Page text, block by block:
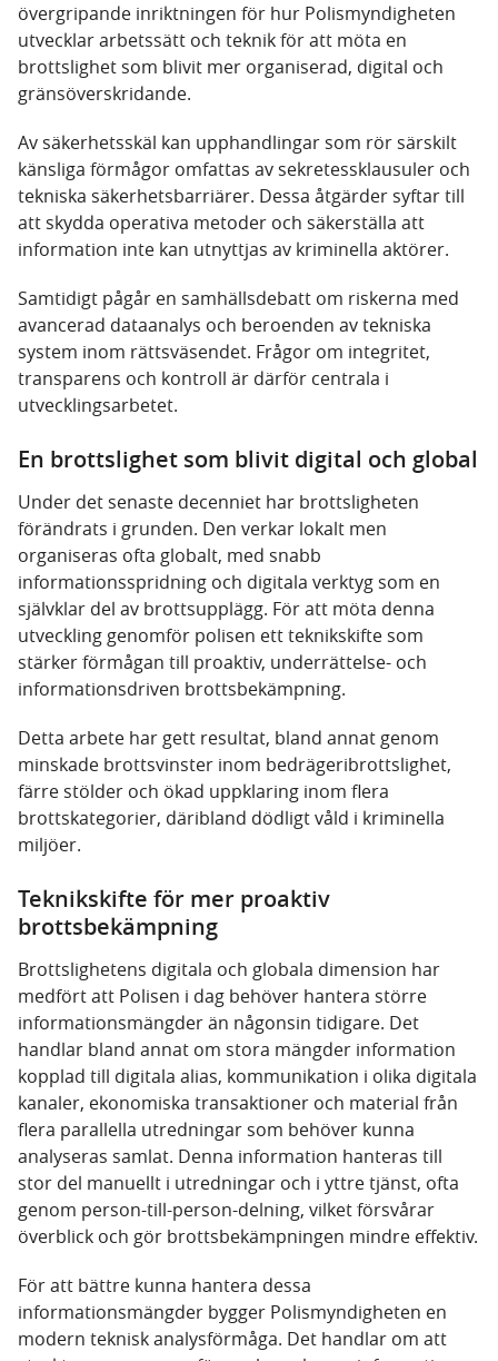
övergripande inriktningen för hur Polismyndigheten
utvecklar arbetssätt och teknik för att möta en
brottslighet som blivit mer organiserad, digital och
gränsöverskridande.
Av säkerhetsskäl kan upphandlingar som rör särskilt
känsliga förmågor omfattas av sekretessklausuler och
tekniska säkerhetsbarriärer. Dessa åtgärder syftar till
att skydda operativa metoder och säkerställa att
information inte kan utnyttjas av kriminella aktörer.
Samtidigt pågår en samhällsdebatt om riskerna med
avancerad dataanalys och beroenden av tekniska
system inom rättsväsendet. Frågor om integritet,
transparens och kontroll är därför centrala i
utvecklingsarbetet.
En brottslighet som blivit digital och global
Under det senaste decenniet har brottsligheten
förändrats i grunden. Den verkar lokalt men
organiseras ofta globalt, med snabb
informationsspridning och digitala verktyg som en
självklar del av brottsupplägg. För att möta denna
utveckling genomför polisen ett teknikskifte som
stärker förmågan till proaktiv, underrättelse- och
informationsdriven brottsbekämpning.
Detta arbete har gett resultat, bland annat genom
minskade brottsvinster inom bedrägeribrottslighet,
färre stölder och ökad uppklaring inom flera
brottskategorier, däribland dödligt våld i kriminella
miljöer.
Teknikskifte för mer proaktiv
brottsbekämpning
Brottslighetens digitala och globala dimension har
medfört att Polisen i dag behöver hantera större
informationsmängder än någonsin tidigare. Det
handlar bland annat om stora mängder information
kopplad till digitala alias, kommunikation i olika digitala
kanaler, ekonomiska transaktioner och material från
flera parallella utredningar som behöver kunna
analyseras samlat. Denna information hanteras till
stor del manuellt i utredningar och i yttre tjänst, ofta
genom person-till-person-delning, vilket försvårar
överblick och gör brottsbekämpningen mindre effektiv.
För att bättre kunna hantera dessa
informationsmängder bygger Polismyndigheten en
modern teknisk analysförmåga. Det handlar om att